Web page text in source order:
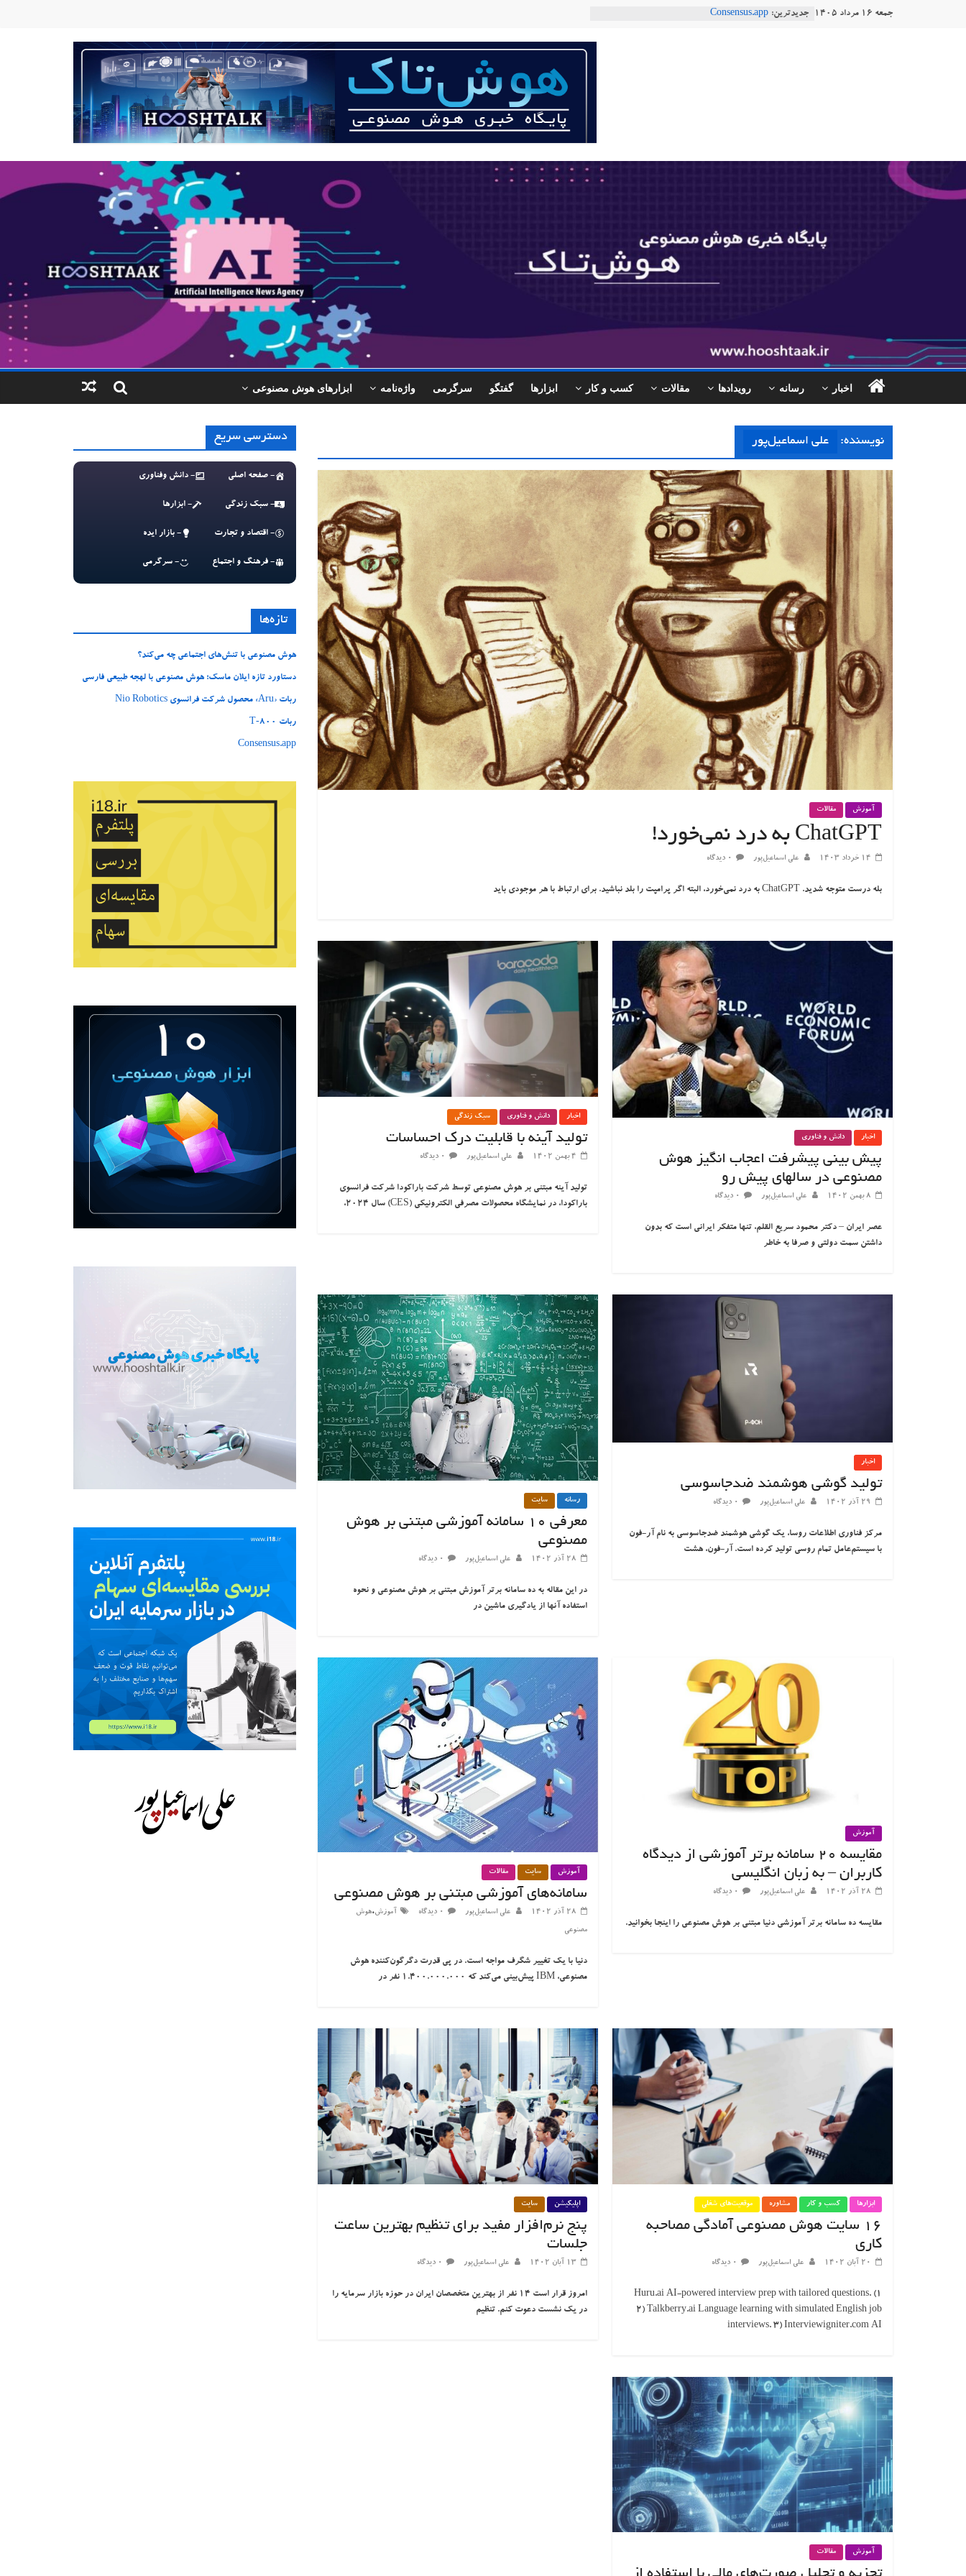
جمعه ۱۶ مرداد ۱۴۰۵ جدیدترین: Consensus.app
خبری
مصنوعی
اخبار رسانه رویدادها مقالات کسب و کار ابزارها گفتگو سرگرمی واژه‌نامه ابزارهای هوش مصنوعی
نویسنده: علی اسماعیل‌پور
آموزش مقالات
ChatGPT به درد نمی‌خورد!
۱۴ خرداد ۱۴۰۳ علی اسماعیل‌پور ۰ دیدگاه
بله درست متوجه شدید. ChatGPT به درد نمی‌خورد، البته اگر پرامپت را بلد نباشید. برای ارتباط با هر موجودی باید
اخبار دانش و فناوری
پیش بینی پیشرفت اعجاب انگیز هوش
مصنوعی در سالهای پیش رو
۸ بهمن ۱۴۰۲ علی اسماعیل‌پور ۰ دیدگاه
عصر ایران – دکتر محمود سریع القلم، تنها متفکر ایرانی است که بدون
داشتن سمت دولتی و صرفا به خاطر
اخبار دانش و فناوری سبک زندگی
تولید آینه با قابلیت درک احساسات
۴ بهمن ۱۴۰۲ علی اسماعیل‌پور ۰ دیدگاه
تولید آینه مبتنی بر هوش مصنوعی توسط شرکت باراکودا شرکت فرانسوی
باراکودا، در نمایشگاه محصولات مصرفی الکترونیکی (CES) سال ۲۰۲۴،
اخبار
تولید گوشی هوشمند ضدجاسوسی
۲۹ آذر ۱۴۰۲ علی اسماعیل‌پور ۰ دیدگاه
مرکز فناوری اطلاعات روسا، یک گوشی هوشمند ضدجاسوسی به نام آر-فون
با سیستم‌عامل تمام روسی تولید کرده است. آر-فون، هشت
رسانه سایت
معرفی ۱۰ سامانه آموزشی مبتنی بر هوش
مصنوعی
۲۸ آذر ۱۴۰۲ علی اسماعیل‌پور ۰ دیدگاه
در این مقاله به ده سامانه برتر آموزش مبتنی بر هوش مصنوعی و نحوه
استفاده آنها از یادگیری ماشین در
آموزش
مقایسه ۲۰ سامانه برتر آموزشی از دیدگاه
کاربران – به زبان انگلیسی
۲۸ آذر ۱۴۰۲ علی اسماعیل‌پور ۰ دیدگاه
مقایسه ده سامانه برتر آموزشی دنیا مبتنی بر هوش مصنوعی را اینجا بخوانید.
آموزش سایت مقالات
سامانه‌های آموزشی مبتنی بر هوش مصنوعی
۲۸ آذر ۱۴۰۲ علی اسماعیل‌پور ۰ دیدگاه آموزش،هوش
مصنوعی
دنیا با یک تغییر شگرف مواجه است. در پی قدرت دگرگون‌کننده هوش
مصنوعی، IBM پیش‌بینی می‌کند که 1.400.000.000 نفر در
ابزارها کسب و کار مشاوره موقعیت‌های شغلی
۱۶ سایت هوش مصنوعی آمادگی مصاحبه
کاری
۲۰ آبان ۱۴۰۲ علی اسماعیل‌پور ۰ دیدگاه
1) Huru.ai AI-powered interview prep with tailored questions.
2) Talkberry.ai Language learning with simulated English job
interviews. 3) Interviewigniter.com AI
اپلیکیشن سایت
پنج نرم‌افزار مفید برای تنظیم بهترین ساعت
جلسات
۱۳ آبان ۱۴۰۲ علی اسماعیل‌پور ۰ دیدگاه
امروز قرار است ۱۴ نفر از بهترین متخصصان ایران در حوزه بازار سرمایه را
در یک نشست دعوت کنم. تنظیم
آموزش مقالات
دسترسی سریع
- صفحه اصلی - دانش وفناوری
- سبک زندگی - ابزارها
- اقتصاد و تجارت - بازار ایده
- فرهنگ و اجتماع - سرگرمی
تازه‌ها
هوش مصنوعی با تنش‌های اجتماعی چه می‌کند؟
دستاورد تازه ایلان ماسک؛ هوش مصنوعی با لهجه طبیعی فارسی
ربات «Aru» محصول شرکت فرانسوی Nio Robotics
ربات T‑800
Consensus.app